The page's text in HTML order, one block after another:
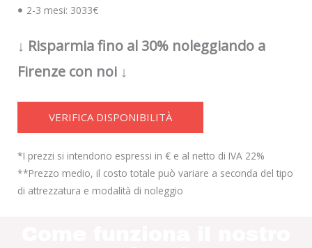
2-3 mesi: 3033€
↓ Risparmia fino al 30% noleggiando a
Firenze con noi ↓
VERIFICA DISPONIBILITÀ
*I prezzi si intendono espressi in € e al netto di IVA 22%
**Prezzo medio, il costo totale può variare a seconda del tipo
di attrezzatura e modalità di noleggio